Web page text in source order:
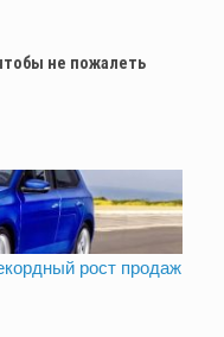
не пожалеть
рост продаж